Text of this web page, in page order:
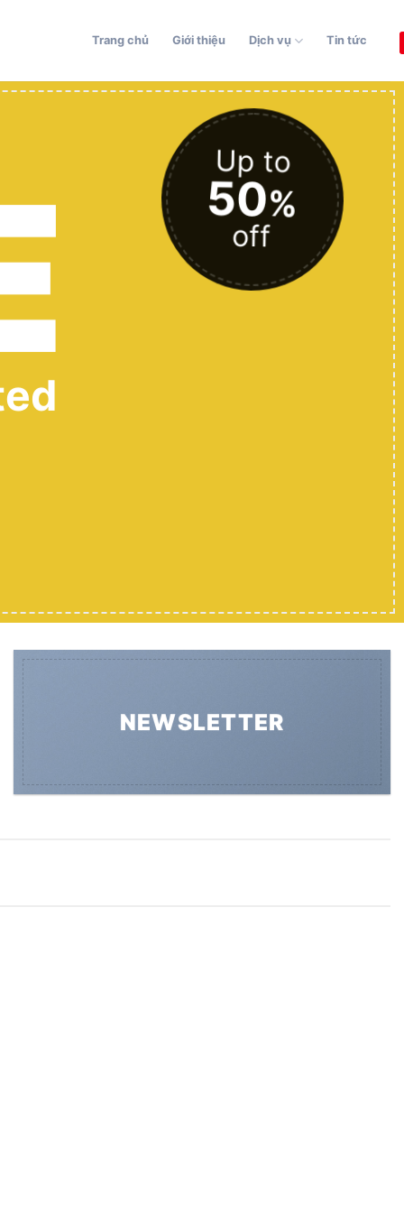
Trang chủ Giới thiệu Dịch vụ Tin tức
Up to
50%
off
NEWSLETTER